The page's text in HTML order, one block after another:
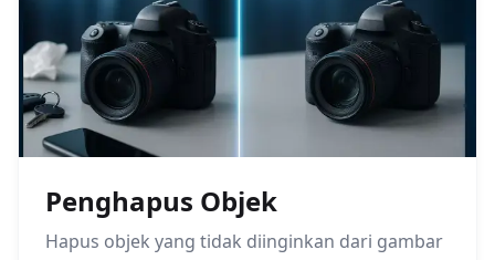
Penghapus Objek
Hapus objek yang tidak diinginkan dari gambar